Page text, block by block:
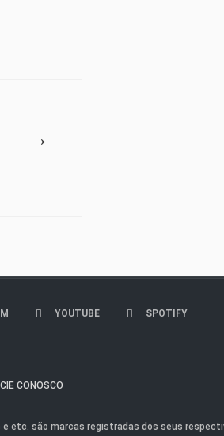
→
YOUTUBE SPOTIFY
CONOSCO
etc. são marcas registradas dos seus